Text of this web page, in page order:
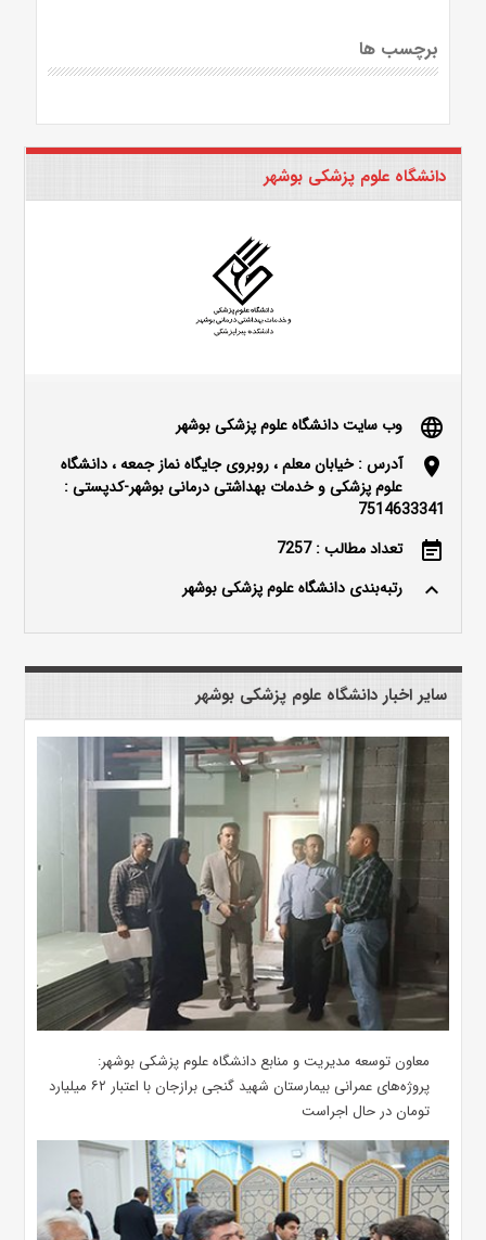
برچسب ها
دانشگاه علوم پزشکی بوشهر
language وب سایت دانشگاه علوم پزشکی بوشهر
location_on
آدرس : خیابان معلم ، روبروی جایگاه نماز جمعه ، دانشگاه
علوم پزشکی و خدمات بهداشتی درمانی بوشهر-کدپستی :
7514633341
event_note تعداد مطالب : 7257
keyboard_arrow_up رتبه‌بندی دانشگاه علوم پزشکی بوشهر
سایر اخبار دانشگاه علوم پزشکی بوشهر
معاون توسعه مدیریت و منابع دانشگاه علوم پزشکی بوشهر:
پروژه‌های عمرانی بیمارستان شهید گنجی برازجان با اعتبار ۶۲ میلیارد
تومان در حال اجراست